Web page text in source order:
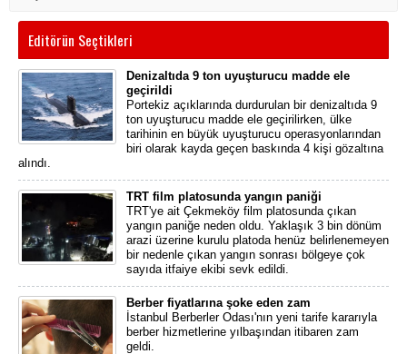
Editörün Seçtikleri
Denizaltıda 9 ton uyuşturucu madde ele
geçirildi
Portekiz açıklarında durdurulan bir denizaltıda 9
ton uyuşturucu madde ele geçirilirken, ülke
tarihinin en büyük uyuşturucu operasyonlarından
biri olarak kayda geçen baskında 4 kişi gözaltına
alındı.
TRT film platosunda yangın paniği
TRT'ye ait Çekmeköy film platosunda çıkan
yangın paniğe neden oldu. Yaklaşık 3 bin dönüm
arazi üzerine kurulu platoda henüz belirlenemeyen
bir nedenle çıkan yangın sonrası bölgeye çok
sayıda itfaiye ekibi sevk edildi.
Berber fiyatlarına şoke eden zam
İstanbul Berberler Odası'nın yeni tarife kararıyla
berber hizmetlerine yılbaşından itibaren zam
geldi.